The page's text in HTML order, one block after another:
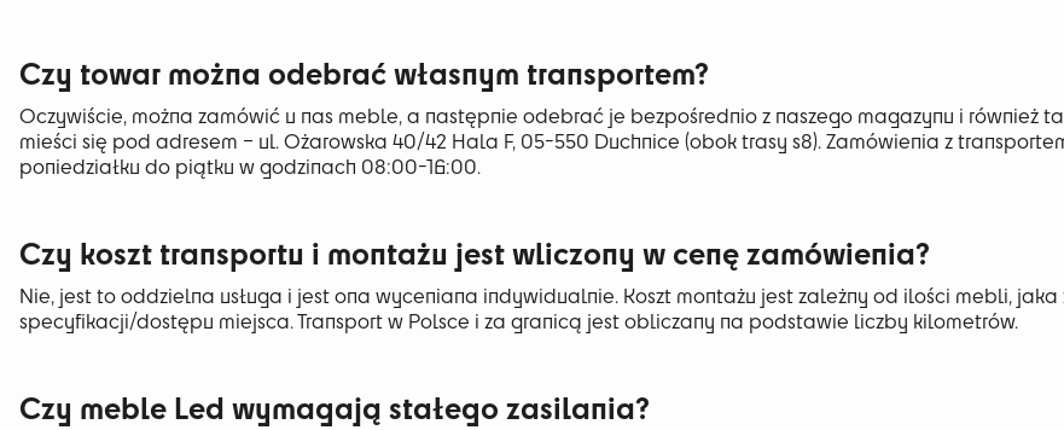
Czy towar można odebrać własnym transportem?
Oczywiście, można zamówić u nas meble, a następnie odebrać je bezpośrednio z naszego magazynu i również
mieści się pod adresem – ul. Ożarowska 40/42 Hala F, 05-550 Duchnice (obok trasy s8). Zamówienia z
poniedziałku do piątku w godzinach 08:00-16:00.
Czy koszt transportu i montażu jest wliczony w cenę zamówienia?
Nie, jest to oddzielna usługa i jest ona wyceniana indywidualnie. Koszt montażu jest zależny od ilości mebli,
specyfikacji/dostępu miejsca. Transport w Polsce i za granicą jest obliczany na podstawie liczby kilometrów.
Czy meble Led wymagają stałego zasilania?